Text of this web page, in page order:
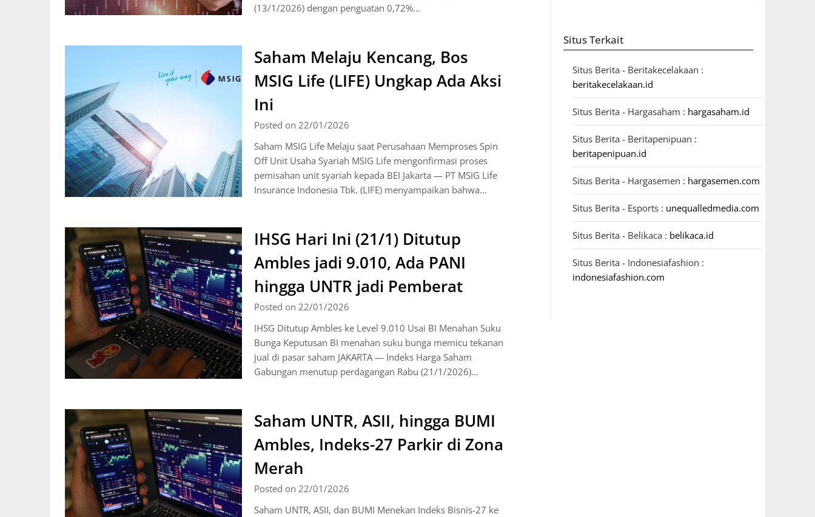
(13/1/2026) dengan penguatan 0,72%…
Saham Melaju Kencang, Bos
MSIG Life (LIFE) Ungkap Ada Aksi
Ini
Posted on 22/01/2026
Saham MSIG Life Melaju saat Perusahaan Memproses Spin
Off Unit Usaha Syariah MSIG Life mengonfirmasi proses
pemisahan unit syariah kepada BEI Jakarta — PT MSIG Life
Insurance Indonesia Tbk. (LIFE) menyampaikan bahwa…
IHSG Hari Ini (21/1) Ditutup
Ambles jadi 9.010, Ada PANI
hingga UNTR jadi Pemberat
Posted on 22/01/2026
IHSG Ditutup Ambles ke Level 9.010 Usai BI Menahan Suku
Bunga Keputusan BI menahan suku bunga memicu tekanan
jual di pasar saham JAKARTA — Indeks Harga Saham
Gabungan menutup perdagangan Rabu (21/1/2026)…
Saham UNTR, ASII, hingga BUMI
Ambles, Indeks-27 Parkir di Zona
Merah
Posted on 22/01/2026
Saham UNTR, ASII, dan BUMI Menekan Indeks Bisnis-27 ke
Situs Terkait
Situs Berita - Beritakecelakaan :
beritakecelakaan.id
Situs Berita - Hargasaham : hargasaham.id
Situs Berita - Beritapenipuan :
beritapenipuan.id
Situs Berita - Hargasemen : hargasemen.com
Situs Berita - Esports : unequalledmedia.com
Situs Berita - Belikaca : belikaca.id
Situs Berita - Indonesiafashion :
indonesiafashion.com